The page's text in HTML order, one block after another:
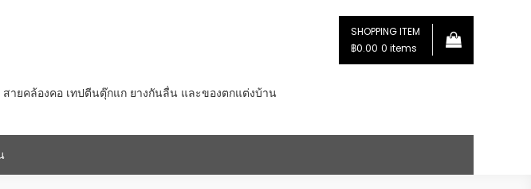
ยคล้องคอ เทปตีนตุ๊กแก ยางกันลื่น และของตกแต่งบ้าน
SHOPPING ITEM
฿0.00 0 items